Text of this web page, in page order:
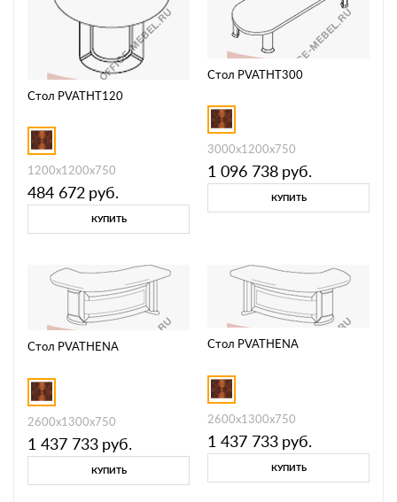
Стол PVATHT120
1200х1200х750
484 672 руб.
КУПИТЬ
Стол PVATHT300
3000х1200х750
1 096 738 руб.
КУПИТЬ
Стол PVATHENA
2600х1300х750
1 437 733 руб.
КУПИТЬ
Стол PVATHENA
2600х1300х750
1 437 733 руб.
КУПИТЬ